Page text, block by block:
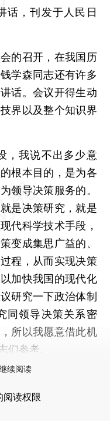
话，刊发于人民日
的召开，在我国历
学森同志还有许多
话。会议开得生动
界以及整个知识界
我说不出多少意
根本目的，是为各
领导决策服务的。
是决策研究，就是
代科学技术手段，
变成集思广益的、
程，从而实现决策
加快我国的现代化
研究一下政治体制
同领导决策关系密
所以我愿意借此机
们参考。
续阅读
阅读权限